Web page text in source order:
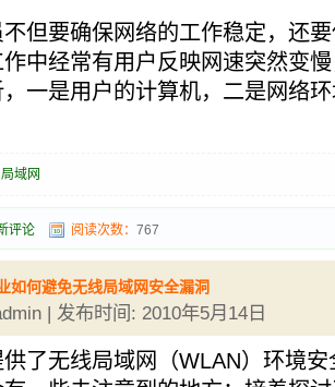
不但要确保网络的工作稳定，还
中经常有用户反映网速突然变
一是用户的计算机，二是网络
局域网
评论 阅读次数： 767
如何避免无线局域网安全漏洞
| 发布时间: 2010年5月14日
了无线局域网（WLAN）环境